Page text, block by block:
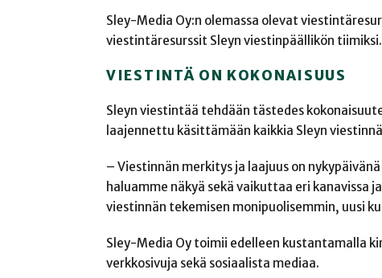
Sley-Media Oy:n olemassa olevat
viestintäresurssit Sleyn viestinpäällikön tiimiksi.
VIESTINTÄ ON KOKONAISUUS
Sleyn viestintää tehdään tästedes
laajennettu käsittämään kaikkia Sleyn
– Viestinnän merkitys ja laajuus on
haluamme näkyä sekä vaikuttaa eri kanavissa
viestinnän tekemisen monipuolisemmin, uusi
Sley-Media Oy toimii edelleen kustantamalla
verkkosivuja sekä sosiaalista mediaa.